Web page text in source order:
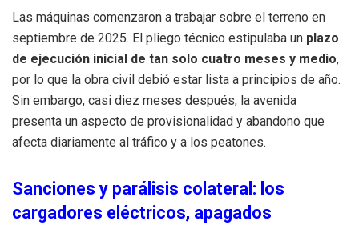
Las máquinas comenzaron a trabajar sobre el terreno en
septiembre de 2025. El pliego técnico estipulaba un plazo
de ejecución inicial de tan solo cuatro meses y medio,
por lo que la obra civil debió estar lista a principios de año.
Sin embargo, casi diez meses después, la avenida
presenta un aspecto de provisionalidad y abandono que
afecta diariamente al tráfico y a los peatones.
Sanciones y parálisis colateral: los
cargadores eléctricos, apagados